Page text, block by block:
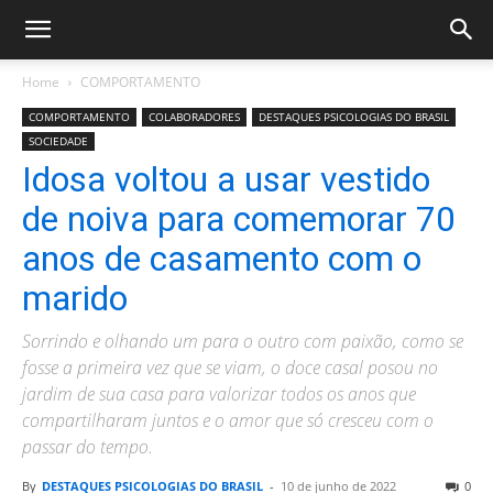
Home COMPORTAMENTO
COMPORTAMENTO COLABORADORES
DESTAQUES PSICOLOGIAS DO BRASIL
SOCIEDADE
Idosa voltou a usar vestido
de noiva para comemorar 70
anos de casamento com o
marido
Sorrindo e olhando um para o outro com paixão, como se
fosse a primeira vez que se viam, o doce casal posou no
jardim de sua casa para valorizar todos os anos que
compartilharam juntos e o amor que só cresceu com o
passar do tempo.
By DESTAQUES PSICOLOGIAS DO BRASIL - 10 de junho de 2022 0